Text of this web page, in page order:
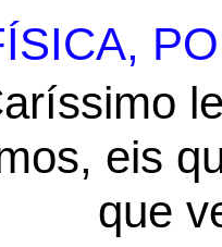
eis
que